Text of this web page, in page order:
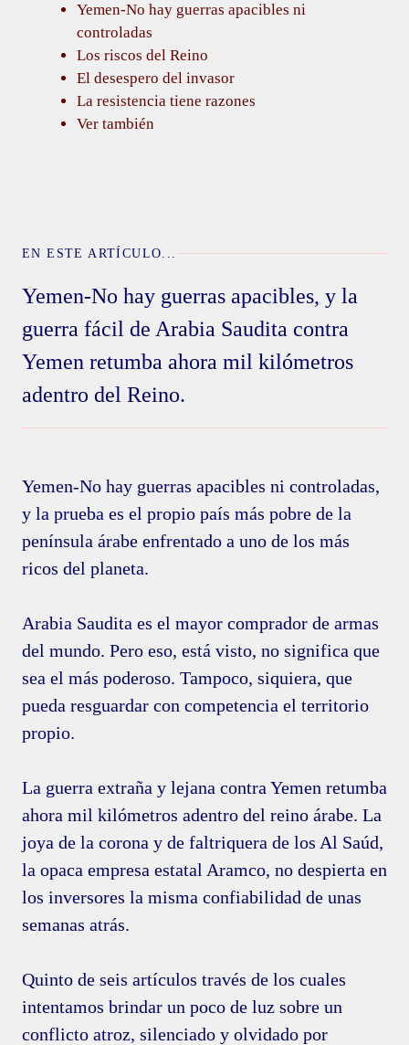
Yemen-No hay guerras apacibles ni
controladas
Los riscos del Reino
El desespero del invasor
La resistencia tiene razones
Ver también
EN ESTE ARTÍCULO...
Yemen-No hay guerras apacibles, y la
guerra fácil de Arabia Saudita contra
Yemen retumba ahora mil kilómetros
adentro del Reino.
Yemen-No hay guerras apacibles ni controladas,
y la prueba es el propio país más pobre de la
península árabe enfrentado a uno de los más
ricos del planeta.
Arabia Saudita es el mayor comprador de armas
del mundo. Pero eso, está visto, no significa que
sea el más poderoso. Tampoco, siquiera, que
pueda resguardar con competencia el territorio
propio.
La guerra extraña y lejana contra Yemen retumba
ahora mil kilómetros adentro del reino árabe. La
joya de la corona y de faltriquera de los Al Saúd,
la opaca empresa estatal Aramco, no despierta en
los inversores la misma confiabilidad de unas
semanas atrás.
Quinto de seis artículos través de los cuales
intentamos brindar un poco de luz sobre un
conflicto atroz, silenciado y olvidado por